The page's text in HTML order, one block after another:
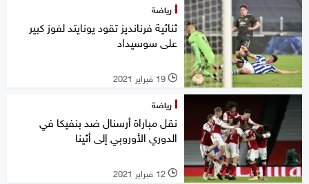
رياضة
ثنائية فرنانديز تقود يونايتد لفوز كبير
على سوسيداد
l 19 فبراير 2021
رياضة
نقل مباراة أرسنال ضد بنفيكا في
الدوري الأوروبي إلى أثينا
l 12 فبراير 2021